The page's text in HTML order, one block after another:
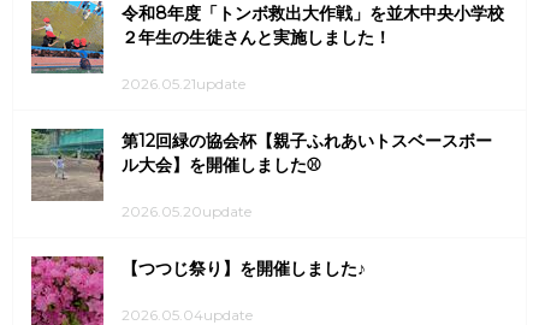
令和8年度「トンボ救出大作戦」を並木中央小学校
２年生の生徒さんと実施しました！
2026.05.21update
第12回緑の協会杯【親子ふれあいトスベースボー
ル大会】を開催しました⚾
2026.05.20update
【つつじ祭り】を開催しました♪
2026.05.04update